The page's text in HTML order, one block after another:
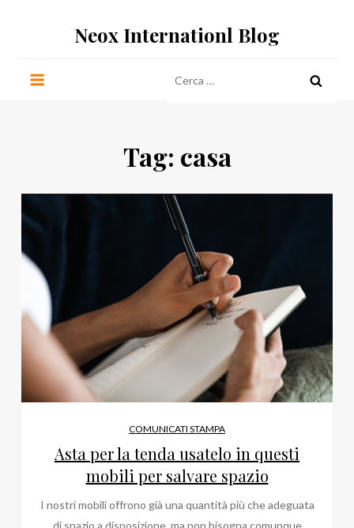
Neox Internationl Blog
per:
Tag: casa
COMUNICATI STAMPA
Asta per la tenda usatelo in questi
mobili per salvare spazio
I nostri mobili offrono già una quantità più che adeguata
di spazio a disposizione, ma non bisogna comunque